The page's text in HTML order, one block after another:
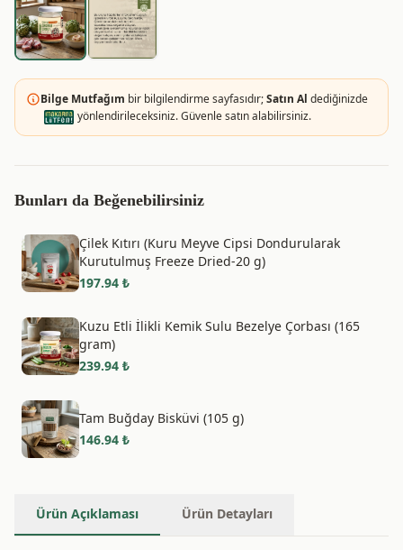
Bilge Mutfağım bir bilgilendirme sayfasıdır;Satın Al dediğinizde
yönlendirileceksiniz. Güvenle satın alabilirsiniz.
Bunları da Beğenebilirsiniz
Çilek Kıtırı (Kuru Meyve Cipsi Dondurularak
Kurutulmuş Freeze Dried-20 g)
197.94 ₺
Kuzu Etli İlikli Kemik Sulu Bezelye Çorbası (165
gram)
239.94 ₺
Tam Buğday Bisküvi (105 g)
146.94 ₺
Ürün Açıklaması Ürün Detayları